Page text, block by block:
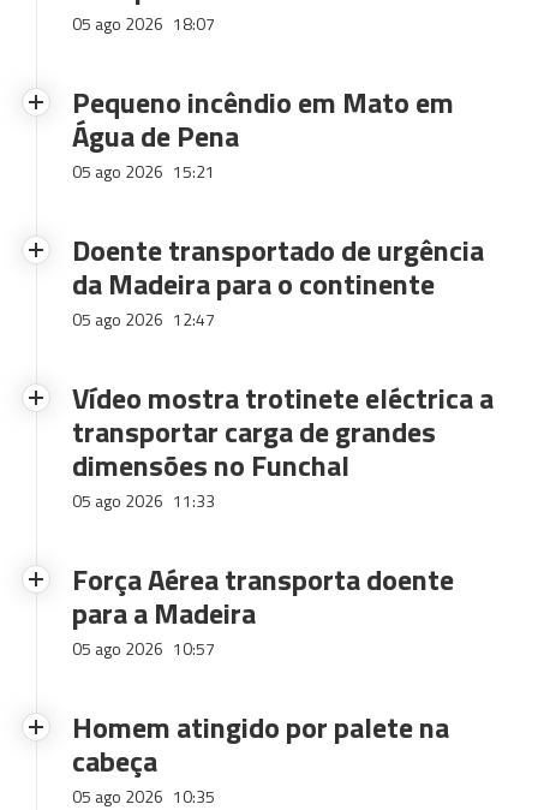
05 ago 2026 18:07
Pequeno incêndio em Mato em
Água de Pena
05 ago 2026 15:21
Doente transportado de urgência
da Madeira para o continente
05 ago 2026 12:47
Vídeo mostra trotinete eléctrica a
transportar carga de grandes
dimensões no Funchal
05 ago 2026 11:33
Força Aérea transporta doente
para a Madeira
05 ago 2026 10:57
Homem atingido por palete na
cabeça
05 ago 2026 10:35